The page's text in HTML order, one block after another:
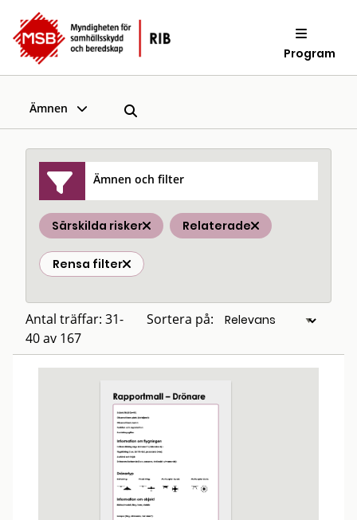
Program
Ämnen
Ämnen och filter
Särskilda risker Relaterade
Rensa filter
Antal träffar: 31-
40 av 167
Sortera på: